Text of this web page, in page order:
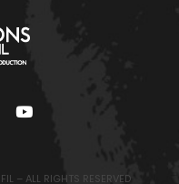
– ALL RIGHTS RESERVED